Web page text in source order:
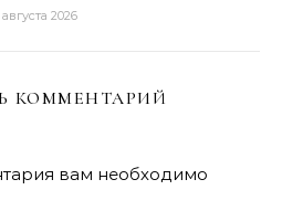
2026
КОММЕНТАРИЙ
вам необходимо